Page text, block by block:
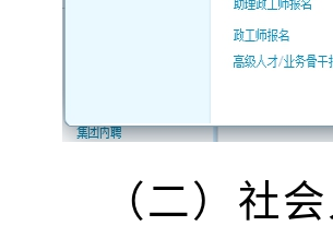
（二）社